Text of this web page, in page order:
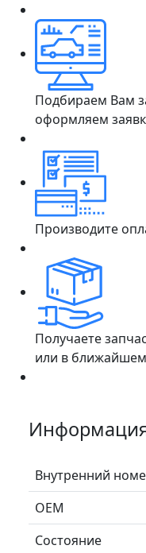
Подбираем Вам
оформляем
Производите
Получаете
или в
Внутренний
ОЕМ
Состояние